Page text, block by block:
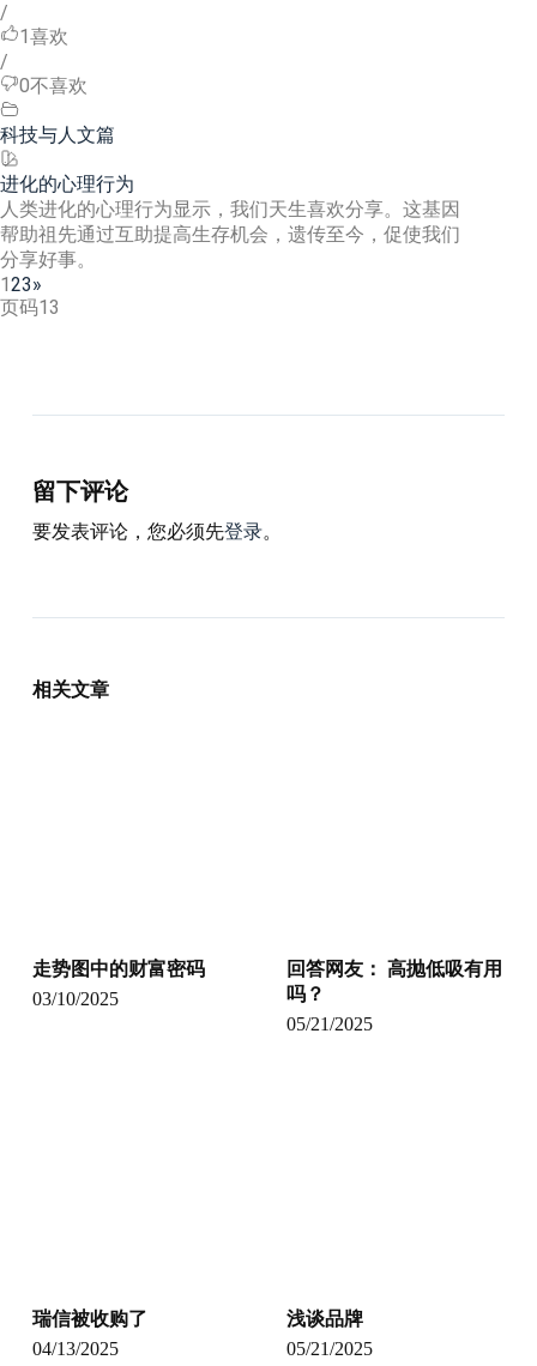
/
1喜欢
/
0不喜欢
科技与人文篇
进化的心理行为
人类进化的心理行为显示，我们天生喜欢分享。这基因
帮助祖先通过互助提高生存机会，遗传至今，促使我们
分享好事。
123»
页码13
留下评论
要发表评论，您必须先登录。
相关文章
走势图中的财富密码
03/10/2025
回答网友： 高抛低吸有用
吗？
05/21/2025
瑞信被收购了
04/13/2025
浅谈品牌
05/21/2025